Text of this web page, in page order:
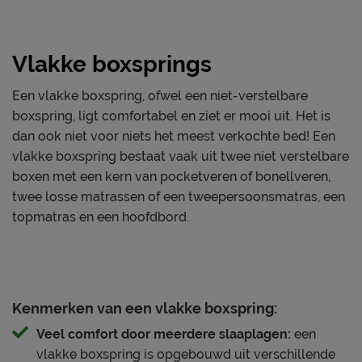
bovenste laag zorgt voor een antiallergisch
slaapklimaat. Het matras combineert twee hardheden
ineen en is daardoor aan beide zijden beslaapbaar. Bij
de ene zijde kies je voor een medium mate van
ondersteuning, terwijl de andere zijde stevige
ondersteuning biedt. Daarbovenop zorgt de HR topper
met koudschuimkern voor extra veerkracht,
uitstekende ventilatie en een fris gevoel. Extra
praktisch: de afritsbare hoes kan in de wasmachine en
• Complete boxspringset met hoofdbord, boxen,
pocketveermatras(sen) en topper
Poothoogte
Specificaties boxspring
Kleur
dark grey
Stofgroep
Bluvel
Type bekleding
stof
2-persoons boxspring met
Materiaal
polyester
Afdeklaag dikte
polyether, 2,5 cm
Vlakke boxsprings
Een vlakke boxspring, ofwel een niet-verstelbare
boxspring, ligt comfortabel en ziet er mooi uit. Het is
dan ook niet voor niets het meest verkochte bed! Een
vlakke boxspring bestaat vaak uit twee niet verstelbare
boxen met een kern van pocketveren of bonellveren,
twee losse matrassen of een tweepersoonsmatras, een
topmatras en een hoofdbord.
Kenmerken van een vlakke boxspring:
Veel comfort door meerdere slaaplagen: een
vlakke boxspring is opgebouwd uit verschillende